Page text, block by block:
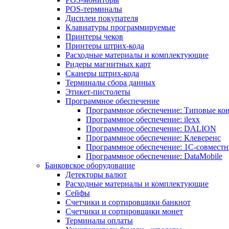
POS-терминалы
Дисплеи покупателя
Клавиатуры программируемые
Принтеры чеков
Принтеры штрих-кода
Расходные материалы и комплектующие
Ридеры магнитных карт
Сканеры штрих-кода
Терминалы сбора данных
Этикет-пистолеты
Программное обеспечение
Программное обеспечение: Типовые
Программное обеспечение: ilexx
Программное обеспечение: DALION
Программное обеспечение: Клеверенс
Программное обеспечение: 1С-
Программное обеспечение: DataMobile
Банковское оборудование
Детекторы валют
Расходные материалы и комплектующие
Сейфы
Счетчики и сортировщики банкнот
Счетчики и сортировщики монет
Терминалы оплаты